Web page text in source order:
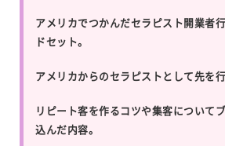
アメリカでつかんだセラピスト開業者
ドセット。
アメリカからのセラピストとして先を
リピート客を作るコツや集客について
込んだ内容。